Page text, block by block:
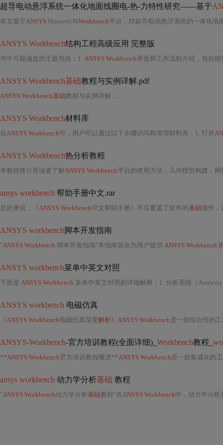
超导电动悬浮系统一体化地面线圈电-热-力特性研究——基于
本文基于ANSYS Maxwell与Workbench平台，对超导电动悬浮系统的一体化地面线圈开展电-热-力多物理场耦合仿真研究。通过构建三维瞬态电磁模型，获取涡流损耗与电磁力分布，并依次耦合至热分析与结构力学分析，揭
ANSYS Workbench结构工程高级应用 完整版
书中可能涵盖的主题包括 ： 1. ANSYS Workbench界面和工作流程介绍，包括模型
ANSYS Workbench基础教程与实例详解.pdf
ANSYS Workbench基础教程与实例详解……
ANSYS Workbench材料库
在ANSYS Workbench中，用户可以通过以下步骤访问和管理材料库 ： 1. 打开
ANSYS Workbench热分析教程
本教程将引导读者了解ANSYS Workbench平台的使用方法，几何模型构建，网格
ansys workbench 帮助手册中文.rar
总的来说，《ANSYS Workbench中文帮助手册》不仅覆盖了软件的基础操作，
ANSYS workbench脚本开发指南
"ANSYS Workbench 脚本开发指南"本指南旨在为用户提供 ANSYS Workbench
ANSYS workbench菜单中英文对照
下面是 ANSYS Workbench 菜单中英文对照的详细解释 ： 1. 分析系统（
ANSYS workbench 电磁仿真
《ANSYS Workbench电磁仿真深度解析》 ANSYS Workbench是一款综合性的工程仿真
ANSYS-Workbench-官方培训教程(全面详细)_ Workbench教程_
**ANSYS Workbench官方培训教程概述**ANSYS Workbench是一款集成化的
ansys workbench 动力学分析基础 教程
"ANSYS Workbench动力学分析基础教程"在ANSYS Workbench中，动力学分析是理解